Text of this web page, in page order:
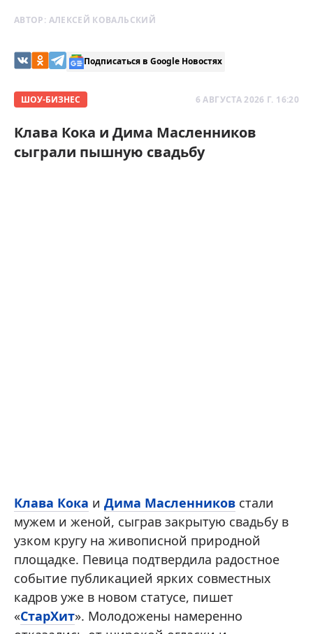
АВТОР: АЛЕКСЕЙ КОВАЛЬСКИЙ
Подписаться в Google Новостях
ШОУ-БИЗНЕС 6 АВГУСТА 2026 Г. 16:20
Клава Кока и Дима Масленников
сыграли пышную свадьбу
Клава Кока и Дима Масленников стали
мужем и женой, сыграв закрытую свадьбу в
узком кругу на живописной природной
площадке. Певица подтвердила радостное
событие публикацией ярких совместных
кадров уже в новом статусе, пишет
«СтарХит». Молодожены намеренно